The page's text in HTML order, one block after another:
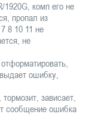
1920G, комп его не
пропал из
8 10 11 не
не
ошибку,
зависает,
сообщение ошибка